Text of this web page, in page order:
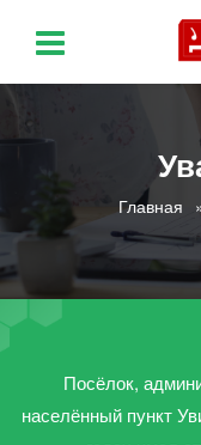
Главная
Посёлок,
населённый пункт